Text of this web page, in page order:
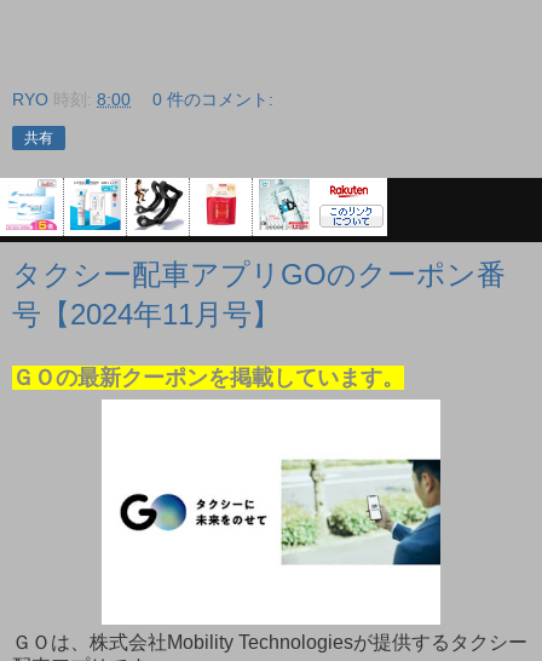
RYO 時刻: 8:00 0 件のコメント:
共有
タクシー配車アプリGOのクーポン番
号【2024年11月号】
ＧＯの最新クーポンを掲載しています。
ＧＯは、株式会社Mobility Technologiesが提供するタクシー